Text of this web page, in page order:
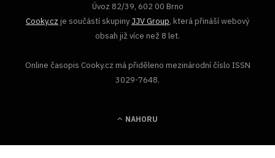
Úvoz 82/39, 602 00 Brno
Cooky.cz je součástí skupiny JJV Group, která přináší webový
obsah již více než 8 let.
Online časopis Cooky.cz má přiděleno mezinárodní číslo ISSN
3029-7648.
NAHORU